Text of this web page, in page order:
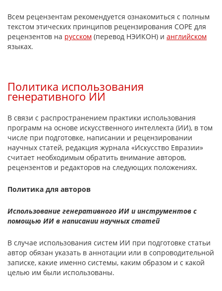
Всем рецензентам рекомендуется ознакомиться с полным
текстом этических принципов рецензирования COPE для
рецензентов на русском (перевод НЭИКОН) и английском
языках.
Политика использования
генеративного ИИ
В связи с распространением практики использования
программ на основе искусственного интеллекта (ИИ), в том
числе при подготовке, написании и рецензировании
научных статей, редакция журнала «Искусство Евразии»
считает необходимым обратить внимание авторов,
рецензентов и редакторов на следующих положениях.
Политика для авторов
Использование генеративного ИИ и инструментов с
помощью ИИ в написании научных статей
В случае использования систем ИИ при подготовке статьи
автор обязан указать в аннотации или в сопроводительной
записке, какие именно системы, каким образом и с какой
целью им были использованы.